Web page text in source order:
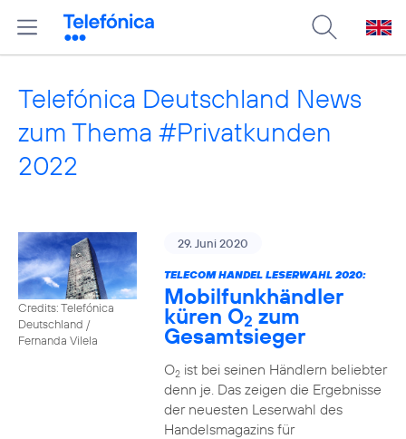
Telefónica Deutschland News
zum Thema #Privatkunden
2022
Credits: Telefónica
Deutschland /
Fernanda Vilela
29. Juni 2020
TELECOM HANDEL LESERWAHL 2020:
Mobilfunkhändler
küren O2 zum
Gesamtsieger
O2ist bei seinen Händlern beliebter
denn je. Das zeigen die Ergebnisse
der neuesten Leserwahl des
Handelsmagazins für